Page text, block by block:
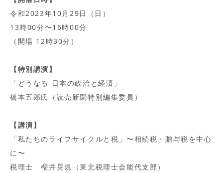
令和2023年10月29日（日）
13時00分〜16時00分
（開場 12時30分）
【特別講演】
「どうなる 日本の政治と経済」
橋本五郎氏（読売新聞特別編集委員）
【講演】
「私たちのライフサイクルと税」〜相続税・贈与税を中心
に〜
税理士 櫻井晃規（東北税理士会能代支部）